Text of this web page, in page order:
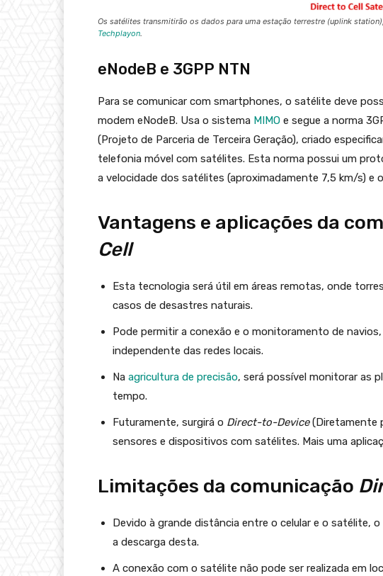
Os satélites transmitirão os dados para uma estação terrestre (uplink station
Techplayon.
eNodeB e 3GPP NTN
Para se comunicar com smartphones, o satélite deve
modem eNodeB. Usa o sistema MIMO e segue a norma
(Projeto de Parceria de Terceira Geração), criado
telefonia móvel com satélites. Esta norma possui um
a velocidade dos satélites (aproximadamente 7,5 km/s) e o
Vantagens e aplicações da
Cell
Esta tecnologia será útil em áreas remotas, onde
casos de desastres naturais.
Pode permitir a conexão e o monitoramento de
independente das redes locais.
Na agricultura de precisão, será possível monitorar as
tempo.
Futuramente, surgirá o Direct-to-Device(Diretamente
sensores e dispositivos com satélites. Mais uma
Limitações da comunicação
Devido à grande distância entre o celular e o satélite,
a descarga desta.
A conexão com o satélite não pode ser realizada em